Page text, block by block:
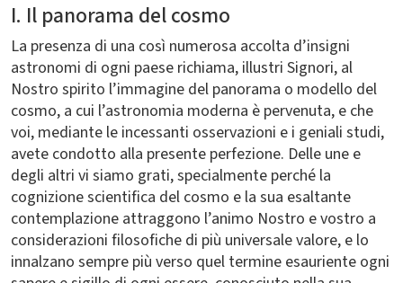
I. Il panorama del cosmo
La presenza di una così numerosa accolta d’insigni
astronomi di ogni paese richiama, illustri Signori, al
Nostro spirito l’immagine del panorama o modello del
cosmo, a cui l’astronomia moderna è pervenuta, e che
voi, mediante le incessanti osservazioni e i geniali studi,
avete condotto alla presente perfezione. Delle une e
degli altri vi siamo grati, specialmente perché la
cognizione scientifica del cosmo e la sua esaltante
contemplazione attraggono l’animo Nostro e vostro a
considerazioni filosofiche di più universale valore, e lo
innalzano sempre più verso quel termine esauriente ogni